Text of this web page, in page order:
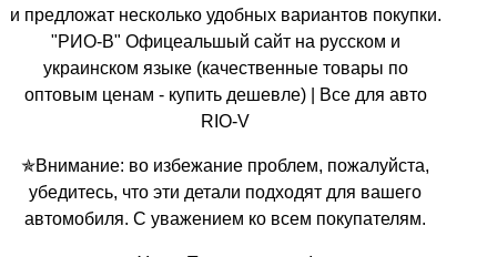
и предложат несколько удобных вариантов покупки.
"РИО-В" Офицеальшый сайт на русском и
украинском языке (качественные товары по
оптовым ценам - купить дешевле) | Все для авто
RIO-V
✯Внимание: во избежание проблем, пожалуйста,
убедитесь, что эти детали подходят для вашего
автомобиля. С уважением ко всем покупателям.